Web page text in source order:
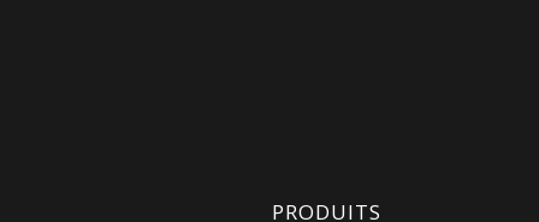
PRODUITS